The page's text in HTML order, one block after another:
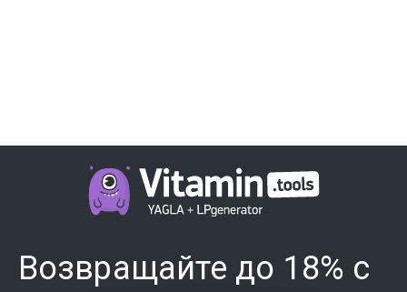
Возвращайте до 18% с